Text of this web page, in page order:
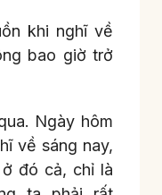
khi nghĩ về
bao giờ trở
Ngày hôm
về sáng nay,
đó cả, chỉ là